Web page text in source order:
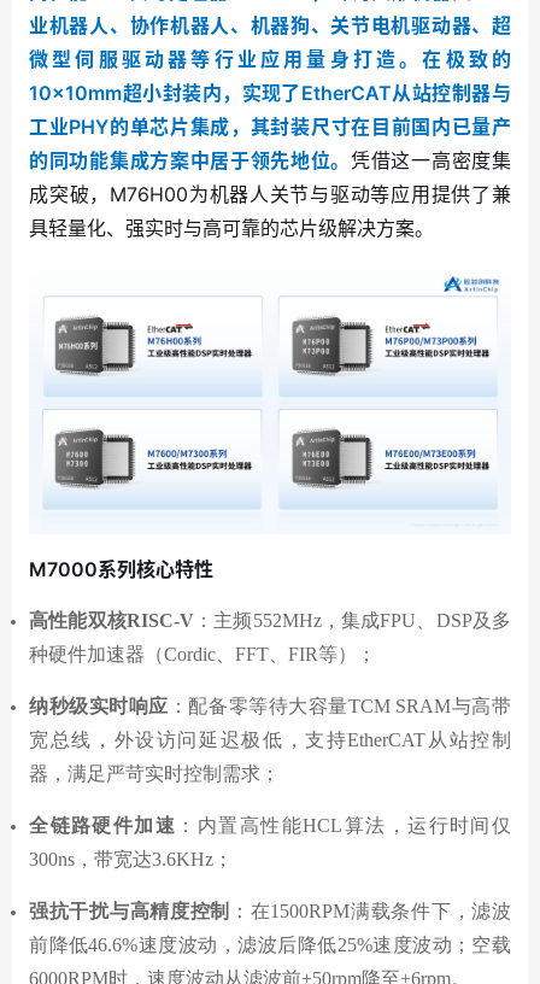
业机器人、协作机器人、机器狗、关节电机驱动器、超
微型伺服驱动器等行业应用量身打造。在极致的
10×10mm超小封装内，实现了EtherCAT从站控制器与
工业PHY的单芯片集成，其封装尺寸在目前国内已量产
的同功能集成方案中居于领先地位。凭借这一高密度集
成突破，M76H00为机器人关节与驱动等应用提供了兼
具轻量化、强实时与高可靠的芯片级解决方案。
M7000系列核心特性
高性能双核RISC-V：主频552MHz，集成FPU、DSP及多
种硬件加速器（Cordic、FFT、FIR等）；
纳秒级实时响应 ：配备零等待大容量TCM SRAM与高带
宽总线，外设访问延迟极低，支持EtherCAT从站控制
器，满足严苛实时控制需求；
全链路硬件加速 ：内置高性能HCL算法，运行时间仅
300ns，带宽达3.6KHz；
强抗干扰与高精度控制
：在1500RPM满载条件下，滤波
前降低46.6%速度波动，滤波后降低25%速度波动；空载
6000RPM时，速度波动从滤波前±50rpm降至±6rpm。